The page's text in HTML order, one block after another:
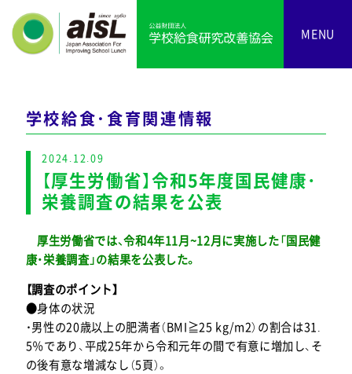
MENU
学校給食・食育関連情報
2024.12.09
【厚生労働省】令和5年度国民健康・
栄養調査の結果を公表
厚生労働省では、令和4年11月~12月に実施した「国民健
康・栄養調査」の結果を公表した。
【調査のポイント】
●身体の状況
・男性の20歳以上の肥満者（BMI≧25 kg/m2）の割合は31.
5％であり、平成25年から令和元年の間で有意に増加し、そ
の後有意な増減なし（5頁）。